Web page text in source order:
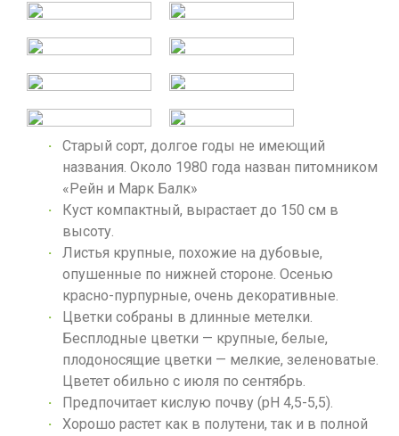
Старый сорт, долгое годы не имеющий
названия. Около 1980 года назван питомником
«Рейн и Марк Балк»
Куст компактный, вырастает до 150 см в
высоту.
Листья крупные, похожие на дубовые,
опушенные по нижней стороне. Осенью
красно-пурпурные, очень декоративные.
Цветки собраны в длинные метелки.
Бесплодные цветки — крупные, белые,
плодоносящие цветки — мелкие, зеленоватые.
Цветет обильно с июля по сентябрь.
Предпочитает кислую почву (pH 4,5-5,5).
Хорошо растет как в полутени, так и в полной